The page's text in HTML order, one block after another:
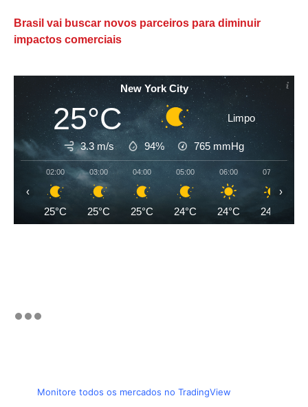
Brasil vai buscar novos parceiros para diminuir
impactos comerciais
New York City
25°C Limpo
3.3 m/s 94% 765 mmHg
02:00
25°C
03:00
25°C
04:00
25°C
05:00
24°C
06:00
24°C
07:00
24°C
‹ ›
Monitore todos os mercados no TradingView